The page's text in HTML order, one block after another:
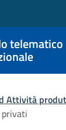
telematico
Attività
privati